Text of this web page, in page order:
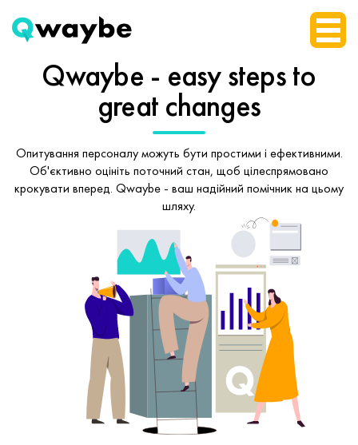
Qwaybe - easy stepsto
great changes
Опитування персоналу можуть бути простими і ефективними.
Об'єктивно оцініть поточний стан, щоб цілеспрямовано
крокувати вперед. Qwaybe - ваш надійний помічник на цьому
шляху.